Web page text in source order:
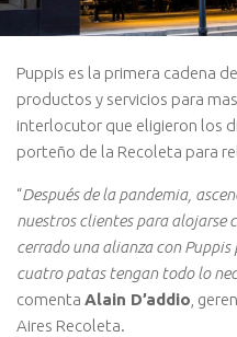
Puppis es la primera cadena
productos y servicios para
interlocutor que eligieron los
porteño de la Recoleta para
“Después de la pandemia,
nuestros clientes para alojarse
cerrado una alianza con Puppis
cuatro patas tengan todo lo
comenta Alain D’addio,
Aires Recoleta.